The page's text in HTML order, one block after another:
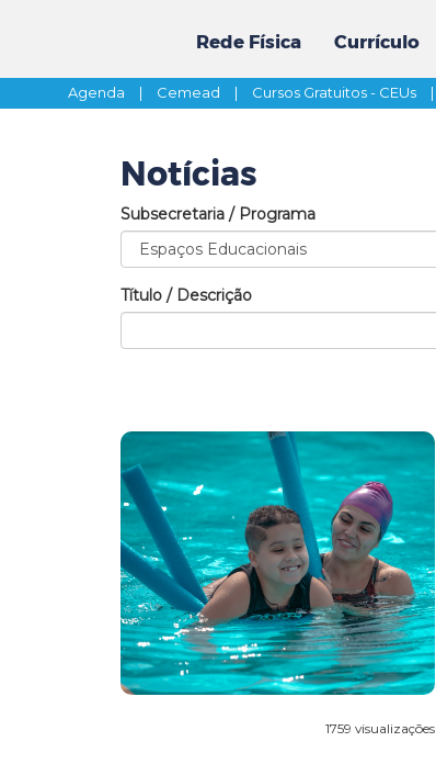
Rede Física Currículo
Agenda | Cemead | Cursos Gratuitos - CEUs |
Notícias
Subsecretaria / Programa
Título / Descrição
1759 visualizações